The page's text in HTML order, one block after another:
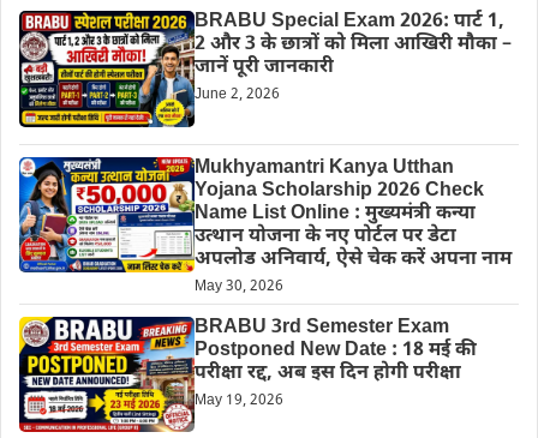
BRABU Special Exam 2026: पार्ट 1,
2 और 3 के छात्रों को मिला आखिरी मौका –
जानें पूरी जानकारी
June 2, 2026
Mukhyamantri Kanya Utthan
Yojana Scholarship 2026 Check
Name List Online : मुख्यमंत्री कन्या
उत्थान योजना के नए पोर्टल पर डेटा
अपलोड अनिवार्य, ऐसे चेक करें अपना नाम
May 30, 2026
BRABU 3rd Semester Exam
Postponed New Date : 18 मई की
परीक्षा रद्द, अब इस दिन होगी परीक्षा
May 19, 2026